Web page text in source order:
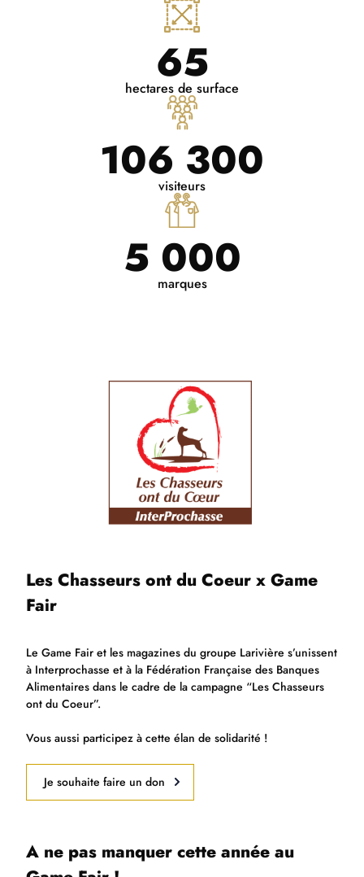
65
hectares de surface
106 300
visiteurs
5 000
marques
Les Chasseurs ont du Coeur x Game
Fair
Le Game Fair et les magazines du groupe Larivière s’unissent
à Interprochasse et à la Fédération Française des Banques
Alimentaires dans le cadre de la campagne “Les Chasseurs
ont du Coeur”.
Vous aussi participez à cette élan de solidarité !
Je souhaite faire un don
A ne pas manquer cette année au